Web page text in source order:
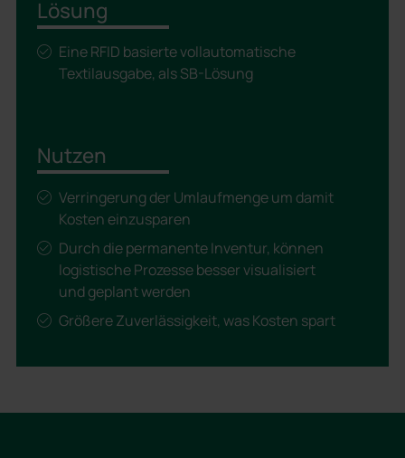
Lösung
Eine RFID basierte vollautomatische
Textilausgabe, als SB-Lösung
Nutzen
Verringerung der Umlaufmenge um damit
Kosten einzusparen
Durch die permanente Inventur, können
logistische Prozesse besser visualisiert
und geplant werden
Größere Zuverlässigkeit, was Kosten spart